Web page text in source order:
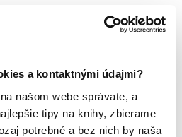
a kontaktnými údajmi?
našom webe správate, a
tipy na knihy, zbierame
potrebné a bez nich by naša
1
Michal Aláč1
C. H. Beck 1